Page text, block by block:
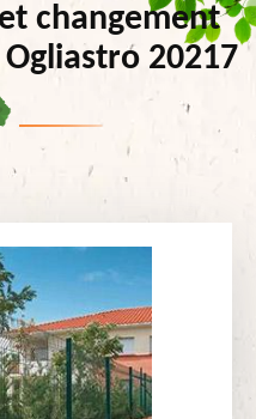
changement
20217